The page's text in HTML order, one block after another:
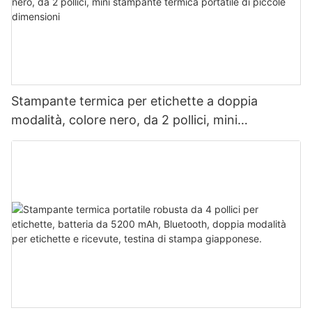
Stampante termica per etichette a doppia
modalità, colore nero, da 2 pollici, mini
stampante termica portatile di piccole